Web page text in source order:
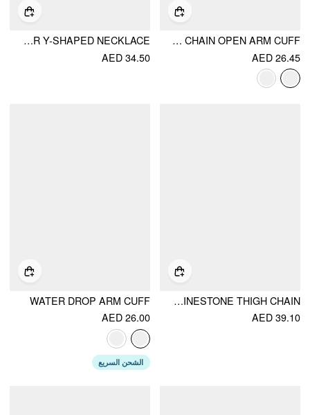
RHINESTONE DECOR MULTI-LAYERED CHAIN OPEN ARM CUFF
AED 26.45
FLOWER Y-SHAPED NECKLACE
AED 34.50
RHINESTONE THIGH CHAIN
AED 39.10
WATER DROP ARM CUFF
AED 26.00
الشحن السريع